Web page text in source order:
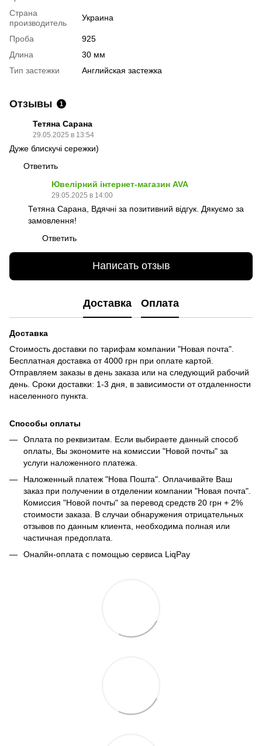
Страна
производитель
Украина
Проба
925
Длина
30 мм
Тип застежки
Английская застежка
Отзывы 1
Тетяна Сарана
29.05.2025 в 13:54
Дуже блискучі сережки)
Ответить
Ювелірний інтернет-магазин AVA
29.05.2025 в 14:00
Тетяна Сарана, Вдячні за позитивний відгук. Дякуємо за
замовлення!
Ответить
Написать отзыв
Доставка Оплата
Доставка
Стоимость доставки по тарифам компании "Новая почта".
Бесплатная доставка от 4000 грн при оплате картой.
Отправляем заказы в день заказа или на следующий рабочий
день. Сроки доставки: 1-3 дня, в зависимости от отдаленности
населенного пункта.
Способы оплаты
Оплата по реквизитам. Если выбираете данный способ
оплаты, Вы экономите на комиссии "Новой почты" за
услуги наложенного платежа.
Наложенный платеж "Нова Пошта". Оплачивайте Ваш
заказ при получении в отделении компании "Новая почта".
Комиссия "Новой почты" за перевод средств 20 грн + 2%
стоимости заказа. В случаи обнаружения отрицательных
отзывов по данным клиента, необходима полная или
частичная предоплата.
Оналйн-оплата с помощью сервиса LiqPay